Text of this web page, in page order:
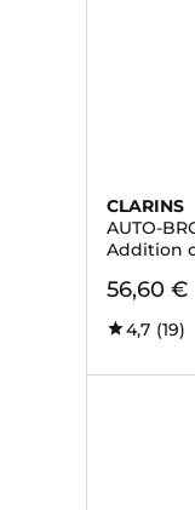
CLARINS
AUTO-
Addition
56,60 €
4,7 (19)